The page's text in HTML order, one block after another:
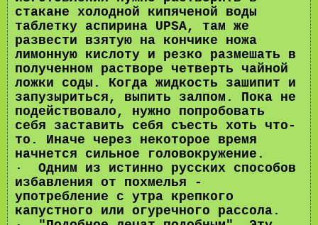
стакане холодной кипяченой воды
таблетку аспирина UPSА, там же
развести взятую на кончике ножа
лимонную кислоту и резко размешать в
полученном растворе четверть чайной
ложки соды. Когда жидкость зашипит и
запузыриться, выпить залпом. Пока не
подействовало, нужно попробовать
себя заставить себя съесть хоть что-
то. Иначе через некоторое время
начнется сильное головокружение.
· Одним из истинно русских способов
избавления от похмелья -
употребление с утра крепкого
капустного или огуречного рассола.